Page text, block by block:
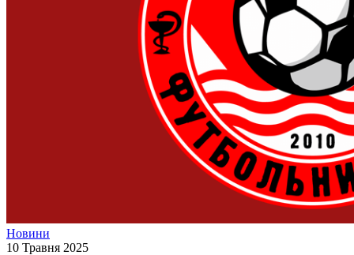
Новини
10 Травня 2025